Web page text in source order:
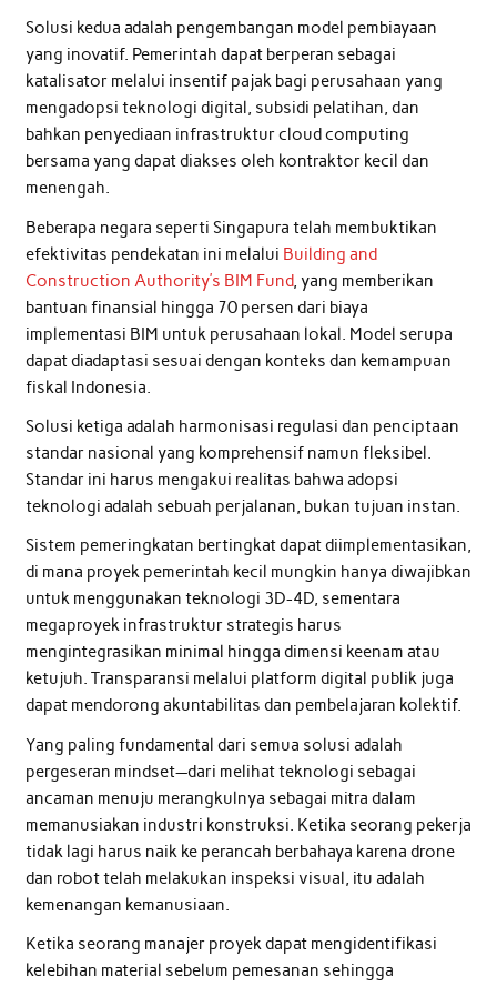
Solusi kedua adalah pengembangan model pembiayaan
yang inovatif. Pemerintah dapat berperan sebagai
katalisator melalui insentif pajak bagi perusahaan yang
mengadopsi teknologi digital, subsidi pelatihan, dan
bahkan penyediaan infrastruktur cloud computing
bersama yang dapat diakses oleh kontraktor kecil dan
menengah.
Beberapa negara seperti Singapura telah membuktikan
efektivitas pendekatan ini melalui Building and
Construction Authority’s BIM Fund, yang memberikan
bantuan finansial hingga 70 persen dari biaya
implementasi BIM untuk perusahaan lokal. Model serupa
dapat diadaptasi sesuai dengan konteks dan kemampuan
fiskal Indonesia.
Solusi ketiga adalah harmonisasi regulasi dan penciptaan
standar nasional yang komprehensif namun fleksibel.
Standar ini harus mengakui realitas bahwa adopsi
teknologi adalah sebuah perjalanan, bukan tujuan instan.
Sistem pemeringkatan bertingkat dapat diimplementasikan,
di mana proyek pemerintah kecil mungkin hanya diwajibkan
untuk menggunakan teknologi 3D-4D, sementara
megaproyek infrastruktur strategis harus
mengintegrasikan minimal hingga dimensi keenam atau
ketujuh. Transparansi melalui platform digital publik juga
dapat mendorong akuntabilitas dan pembelajaran kolektif.
Yang paling fundamental dari semua solusi adalah
pergeseran mindset—dari melihat teknologi sebagai
ancaman menuju merangkulnya sebagai mitra dalam
memanusiakan industri konstruksi. Ketika seorang pekerja
tidak lagi harus naik ke perancah berbahaya karena drone
dan robot telah melakukan inspeksi visual, itu adalah
kemenangan kemanusiaan.
Ketika seorang manajer proyek dapat mengidentifikasi
kelebihan material sebelum pemesanan sehingga